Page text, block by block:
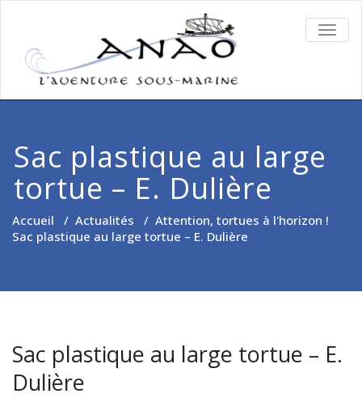
Sac plastique au large
tortue – E. Dulière
Accueil / Actualités / Attention, tortues à l'horizon !
Sac plastique au large tortue – E. Dulière
Sac plastique au large tortue – E.
Dulière